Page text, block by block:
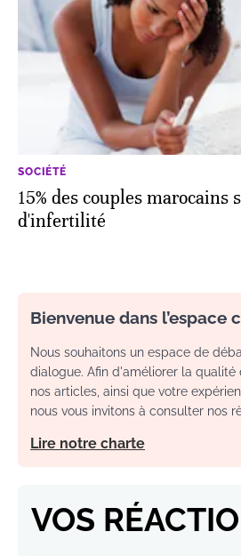
SOCIÉTÉ
15% des couples marocains
d'infertilité
Bienvenue dans l’espace
Nous souhaitons un espace de
dialogue. Afin d'améliorer la qualité
nos articles, ainsi que votre
nous vous invitons à consulter nos
Lire notre charte
VOS